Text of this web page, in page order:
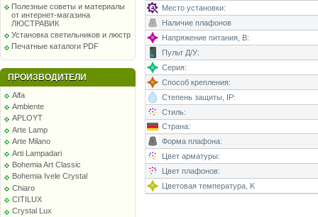
Полезные советы и материалы
от интернет-магазина
ЛЮСТРАВИК
Установка светильников и люстр
Печатные каталоги PDF
ПРОИЗВОДИТЕЛИ
Alfa
Ambiente
APLOYT
Arte Lamp
Arte Milano
Arti Lampadari
Bohemia Art Classic
Bohemia Ivele Crystal
Chiaro
CITILUX
Crystal Lux
Место установки:
Наличие плафонов
Напряжение питания, В:
Пульт Д/У:
Серия:
Способ крепления:
Степень защиты, IP:
Стиль:
Страна:
Форма плафона:
Цвет арматуры:
Цвет плафонов:
Цветовая температура, K